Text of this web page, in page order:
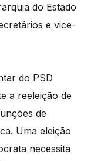
do Estado
e vice-
do PSD
a reeleição de
de
Uma eleição
necessita